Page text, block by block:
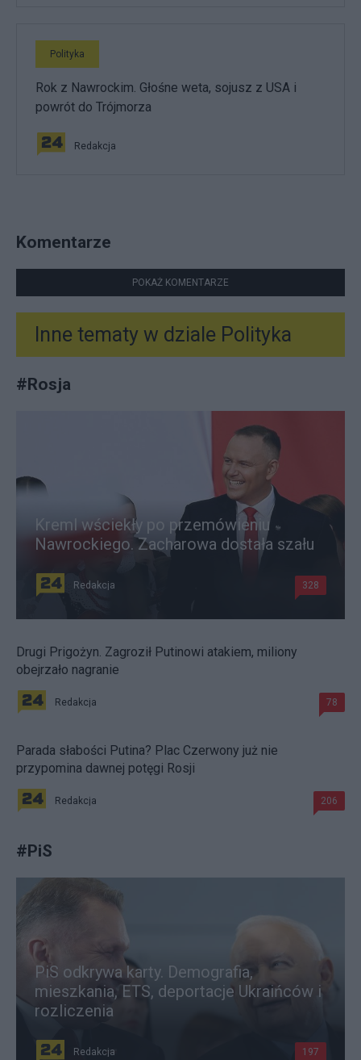
Polityka
Rok z Nawrockim. Głośne weta, sojusz z USA i
powrót do Trójmorza
Redakcja
Komentarze
POKAŻ KOMENTARZE
Inne tematy w dziale Polityka
#Rosja
Kreml wściekły po przemówieniu
Nawrockiego. Zacharowa dostała szału
Redakcja 328
Drugi Prigożyn. Zagroził Putinowi atakiem, miliony
obejrzało nagranie
Redakcja 78
Parada słabości Putina? Plac Czerwony już nie
przypomina dawnej potęgi Rosji
Redakcja 206
#PiS
PiS odkrywa karty. Demografia,
mieszkania, ETS, deportacje Ukraińców i
rozliczenia
Redakcja 197